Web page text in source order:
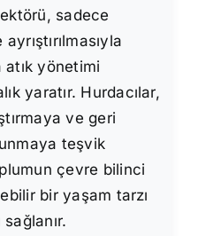
sadece
atık yönetimi
yaratır. Hurdacılar,
ve geri
teşvik
çevre bilinci
bir yaşam tarzı